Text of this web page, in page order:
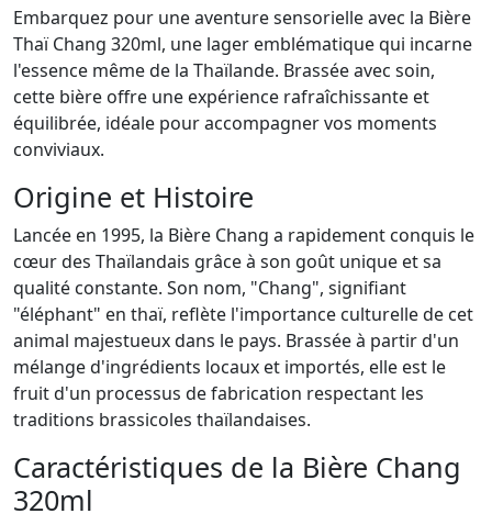
Embarquez pour une aventure sensorielle avec la Bière
Thaï Chang 320ml, une lager emblématique qui incarne
l'essence même de la Thaïlande. Brassée avec soin,
cette bière offre une expérience rafraîchissante et
équilibrée, idéale pour accompagner vos moments
conviviaux.
Origine et Histoire
Lancée en 1995, la Bière Chang a rapidement conquis le
cœur des Thaïlandais grâce à son goût unique et sa
qualité constante. Son nom, "Chang", signifiant
"éléphant" en thaï, reflète l'importance culturelle de cet
animal majestueux dans le pays. Brassée à partir d'un
mélange d'ingrédients locaux et importés, elle est le
fruit d'un processus de fabrication respectant les
traditions brassicoles thaïlandaises.
Caractéristiques de la Bière Chang
320ml